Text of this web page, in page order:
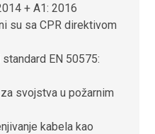
+ A1: 2016
su sa CPR direktivom
EN 50575:
svojstva u požarnim
kabela kao